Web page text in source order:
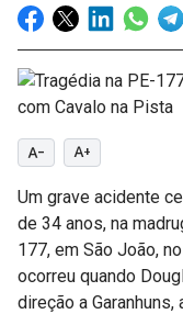
text_decrease text_increase
Um grave acidente
de 34 anos, na
177, em São João,
ocorreu quando
direção a